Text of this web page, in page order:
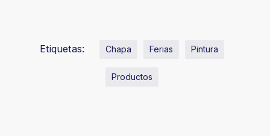
Etiquetas: Chapa Ferias Pintura
Productos